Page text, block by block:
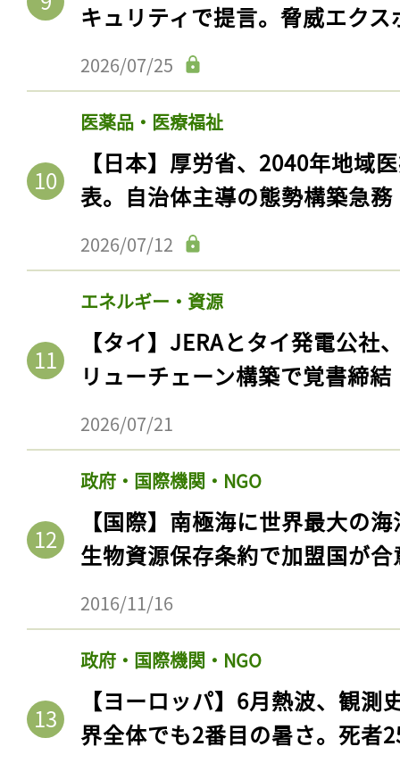
キュリティで提言。脅威エク
2026/07/25
医薬品・医療福祉
【日本】厚労省、2040年地域
表。自治体主導の態勢構築急務
2026/07/12
エネルギー・資源
【タイ】JERAとタイ発電公社
リューチェーン構築で覚書締結
2026/07/21
政府・国際機関・NGO
【国際】南極海に世界最大の
生物資源保存条約で加盟国が合
2016/11/16
政府・国際機関・NGO
【ヨーロッパ】6月熱波、観
界全体でも2番目の暑さ。死者
記事をお気に入りに
ログイン